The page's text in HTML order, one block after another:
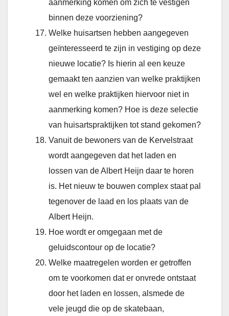
aanmerking komen om zich te vestigen
binnen deze voorziening?
Welke huisartsen hebben aangegeven
geïnteresseerd te zijn in vestiging op deze
nieuwe locatie? Is hierin al een keuze
gemaakt ten aanzien van welke praktijken
wel en welke praktijken hiervoor niet in
aanmerking komen? Hoe is deze selectie
van huisartspraktijken tot stand gekomen?
Vanuit de bewoners van de Kervelstraat
wordt aangegeven dat het laden en
lossen van de Albert Heijn daar te horen
is. Het nieuw te bouwen complex staat pal
tegenover de laad en los plaats van de
Albert Heijn.
Hoe wordt er omgegaan met de
geluidscontour op de locatie?
Welke maatregelen worden er getroffen
om te voorkomen dat er onvrede ontstaat
door het laden en lossen, alsmede de
vele jeugd die op de skatebaan,